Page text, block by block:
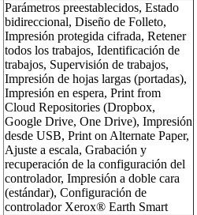
Parámetros preestablecidos, Estado
bidireccional, Diseño de Folleto,
Impresión protegida cifrada, Retener
todos los trabajos, Identificación de
trabajos, Supervisión de trabajos,
Impresión de hojas largas (portadas),
Impresión en espera, Print from
Cloud Repositories (Dropbox,
Google Drive, One Drive), Impresión
desde USB, Print on Alternate Paper,
Ajuste a escala, Grabación y
recuperación de la configuración del
controlador, Impresión a doble cara
(estándar), Configuración de
controlador Xerox® Earth Smart